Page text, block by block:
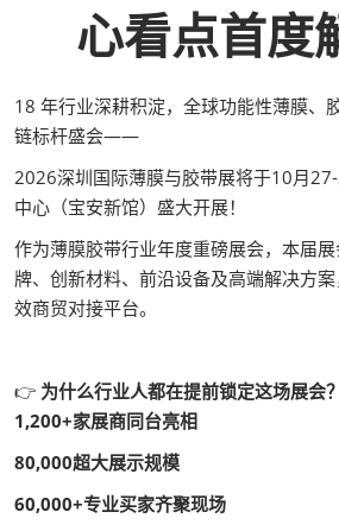
心看点首度
18 年行业深耕积淀，全球功能性薄膜、
链标杆盛会——
2026深圳国际薄膜与胶带展将于10月
中心（宝安新馆）盛大开展！
作为薄膜胶带行业年度重磅展会，本届
牌、创新材料、前沿设备及高端解决方
效商贸对接平台。
👉 为什么行业人都在提前锁定这场展会？
1,200+家展商同台亮相
80,000超大展示规模
60,000+专业买家齐聚现场